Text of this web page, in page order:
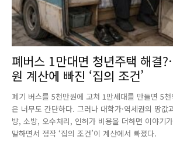
폐버스 1만대면 청년주택 해결
원 계산에 빠진 ‘집의 조건’
폐기 버스를 5천만원에 고쳐 1만세대를 만들면 5
은 너무도 간단하다. 그러나 대학가·역세권의 땅값
방, 소방, 오수처리, 인허가 비용을 더하면 이야기
말하면서 정작 ‘집의 조건’이 계산에서 빠졌다.